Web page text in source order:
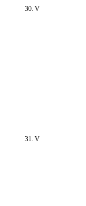
30. V
31. V